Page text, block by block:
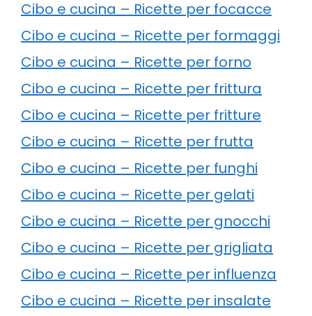
Cibo e cucina – Ricette per focacce
Cibo e cucina – Ricette per formaggi
Cibo e cucina – Ricette per forno
Cibo e cucina – Ricette per frittura
Cibo e cucina – Ricette per fritture
Cibo e cucina – Ricette per frutta
Cibo e cucina – Ricette per funghi
Cibo e cucina – Ricette per gelati
Cibo e cucina – Ricette per gnocchi
Cibo e cucina – Ricette per grigliata
Cibo e cucina – Ricette per influenza
Cibo e cucina – Ricette per insalate